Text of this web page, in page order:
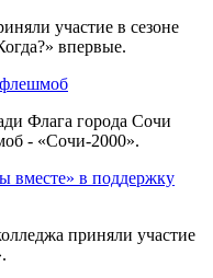
участие в сезоне
впервые.
Флага города Сочи
- «Сочи-2000».
в поддержку
приняли участие